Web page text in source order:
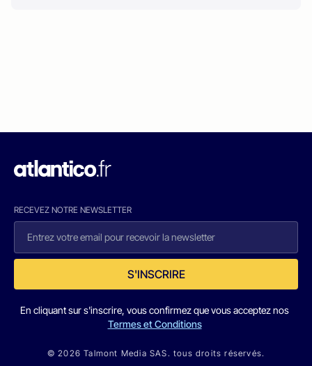
RECEVEZ NOTRE NEWSLETTER
S'INSCRIRE
En cliquant sur s'inscrire, vous confirmez que vous acceptez nos
Termes et Conditions
© 2026 Talmont Media SAS. tous droits réservés.